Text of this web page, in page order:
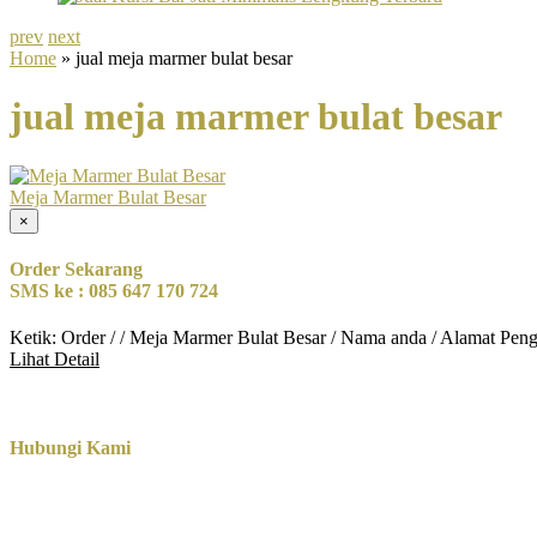
prev next
Home » jual meja marmer bulat besar
jual meja marmer bulat besar
Meja Marmer Bulat Besar
×
Order Sekarang
SMS ke : 085 647 170 724
Ketik: Order / / Meja Marmer Bulat Besar / Nama anda / Alamat
Lihat Detail
Hubungi Kami